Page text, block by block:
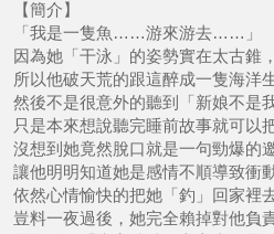
【簡介】
「我是一隻魚……游來游去……」
因為她「干泳」的姿勢實在太古錐，
所以他破天荒的跟這醉成一隻海洋
然後不是很意外的聽到「新娘不是
只是本來想說聽完睡前故事就可以
沒想到她竟然脫口就是一句勁爆的
讓他明明知道她是感情不順導致衝
依然心情愉快的把她「釣」回家裡
豈料一夜過後，她完全賴掉對他負